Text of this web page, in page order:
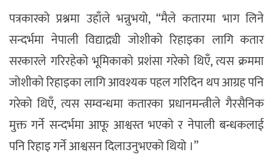
पत्रकारको प्रश्नमा उहाँले भन्नुभयो, “मैले कतारमा भाग लिने
सन्दर्भमा नेपाली विद्याद्र्यी जोशीको रिहाइका लागि कतार
सरकारले गरिरहेको भूमिकाको प्रशंसा गरेको थिएँ, त्यस क्रममा
जोशीको रिहाइका लागि आवश्यक पहल गरिदिन थप आग्रह पनि
गरेको थिएँ, त्यस सम्वन्धमा कतारका प्रधानमन्त्रीले गैरसैनिक
मुक्त गर्ने सन्दर्भमा आफू आश्वस्त भएको र नेपाली बन्धकलाई
पनि रिहाइ गर्ने आश्वसन दिलाउनुभएको थियो ।”